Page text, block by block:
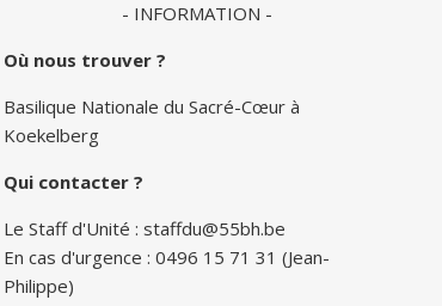
- INFORMATION -
Où nous trouver ?
Basilique Nationale du Sacré-Cœur à
Koekelberg
Qui contacter ?
Le Staff d'Unité : staffdu@55bh.be
En cas d'urgence : 0496 15 71 31 (Jean-
Philippe)